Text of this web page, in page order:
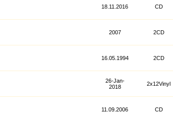
18.11.2016 CD
2007 2CD
16.05.1994 2CD
26-Jan-
2018
2x12Vinyl
11.09.2006 CD